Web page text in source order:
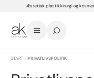
Æstetisk plastikkirurgi og
START >PRIVATLIVSPOLITIK